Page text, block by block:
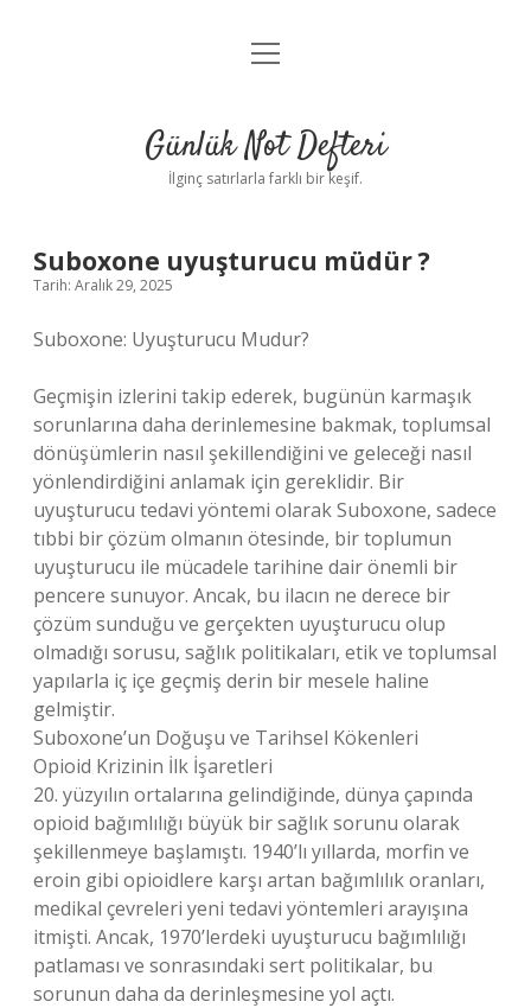
Anasayfa
Yasal Uyarı
menüyü
Günlük Not Defteri
İlginç satırlarla farklı bir keşif.
Suboxone uyuşturucu müdür ?
Tarih: Aralık 29, 2025
Suboxone: Uyuşturucu Mudur?
Geçmişin izlerini takip ederek, bugünün karmaşık
sorunlarına daha derinlemesine bakmak, toplumsal
dönüşümlerin nasıl şekillendiğini ve geleceği nasıl
yönlendirdiğini anlamak için gereklidir. Bir
uyuşturucu tedavi yöntemi olarak Suboxone, sadece
tıbbi bir çözüm olmanın ötesinde, bir toplumun
uyuşturucu ile mücadele tarihine dair önemli bir
pencere sunuyor. Ancak, bu ilacın ne derece bir
çözüm sunduğu ve gerçekten uyuşturucu olup
olmadığı sorusu, sağlık politikaları, etik ve toplumsal
yapılarla iç içe geçmiş derin bir mesele haline
gelmiştir.
Suboxone’un Doğuşu ve Tarihsel Kökenleri
Opioid Krizinin İlk İşaretleri
20. yüzyılın ortalarına gelindiğinde, dünya çapında
opioid bağımlılığı büyük bir sağlık sorunu olarak
şekillenmeye başlamıştı. 1940’lı yıllarda, morfin ve
eroin gibi opioidlere karşı artan bağımlılık oranları,
medikal çevreleri yeni tedavi yöntemleri arayışına
itmişti. Ancak, 1970’lerdeki uyuşturucu bağımlılığı
patlaması ve sonrasındaki sert politikalar, bu
sorunun daha da derinleşmesine yol açtı.